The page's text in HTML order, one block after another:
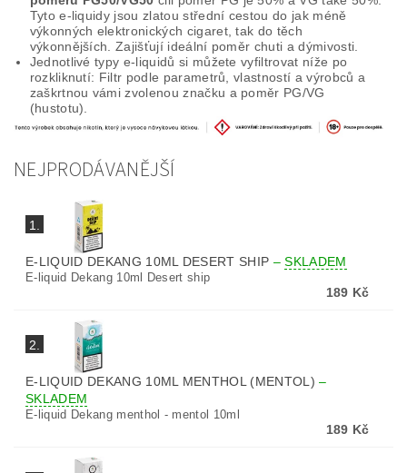
Tyto e-liquidy jsou zlatou střední cestou do jak méně
výkonných elektronických cigaret, tak do těch
výkonnějších. Zajišťují ideální poměr chuti a dýmivosti.
Jednotlivé typy e-liquidů si můžete vyfiltrovat níže po
rozkliknutí: Filtr podle parametrů, vlastností a výrobců a
zaškrtnou vámi zvolenou značku a poměr PG/VG
(hustotu).
NEJPRODÁVANĚJŠÍ
1.
E-LIQUID DEKANG 10ML DESERT SHIP –SKLADEM
E-liquid Dekang 10ml Desert ship
189 Kč
2.
E-LIQUID DEKANG 10ML MENTHOL (MENTOL)–
SKLADEM
E-liquid Dekang menthol - mentol 10ml
189 Kč